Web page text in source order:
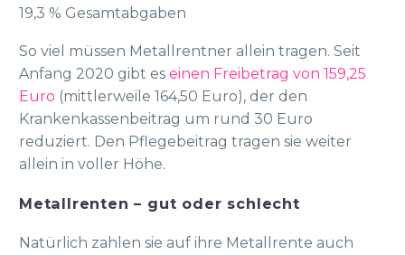
19,3 % Gesamtabgaben
So viel müssen Metallrentner allein tragen. Seit
Anfang 2020 gibt es einen Freibetrag von 159,25
Euro (mittlerweile 164,50 Euro), der den
Krankenkassenbeitrag um rund 30 Euro
reduziert. Den Pflegebeitrag tragen sie weiter
allein in voller Höhe.
Metallrenten – gut oder schlecht
Natürlich zahlen sie auf ihre Metallrente auch